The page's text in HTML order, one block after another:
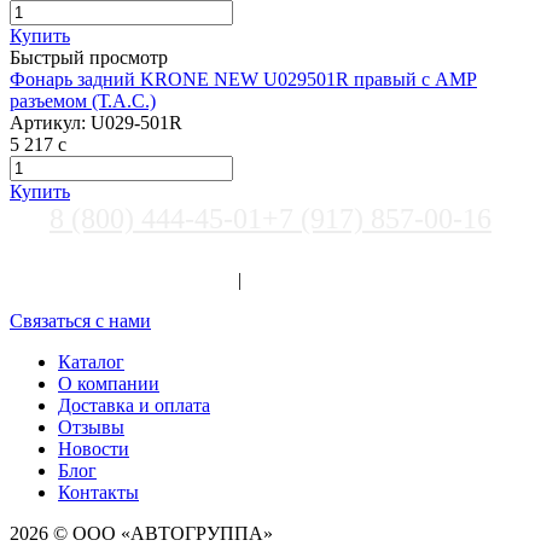
Купить
Быстрый просмотр
Фонарь задний KRONE NEW U029501R правый c АМР
разъемом (Т.А.С.)
Артикул: U029-501R
5 217 c
Купить
|
Связаться с нами
Каталог
О компании
Доставка и оплата
Отзывы
Новости
Блог
Контакты
2026 © ООО «АВТОГРУППА»